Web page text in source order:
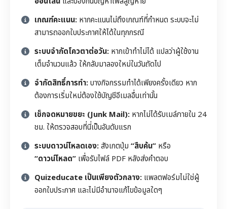
เกณฑ์คะแนน: หากคะแนนไม่ถึงเกณฑ์ที่กำหนด ระบบจะไม่
สามารถออกใบประกาศให้ได้ในทุกกรณี
ระบบจำกัดโควตาต่อวัน: หากเข้าทำไม่ได้ แปลว่าผู้ใช้งาน
เต็มจำนวนแล้ว ให้กลับมาลองใหม่ในวันถัดไป
จำกัดสิทธิ์การทำ:บางกิจกรรมทำได้เพียงครั้งเดียว หาก
ต้องการเริ่มใหม่ต้องใช้บัญชีอีเมลอื่นเท่านั้น
เช็กจดหมายขยะ (Junk Mail): หากไม่ได้รับเมล์ภายใน 24
ชม. ให้ตรวจสอบที่นี่เป็นอันดับแรก
ระบบดาวน์โหลดเอง:สังเกตปุ่ม “สืบค้น” หรือ
“ดาวน์โหลด” เพื่อรับไฟล์ PDF หลังส่งคำตอบ
Quizeducate เป็นเพียงตัวกลาง: แพลตฟอร์มไม่ใช่ผู้
ออกใบประกาศ และไม่มีอำนาจแก้ไขข้อมูลใดๆ